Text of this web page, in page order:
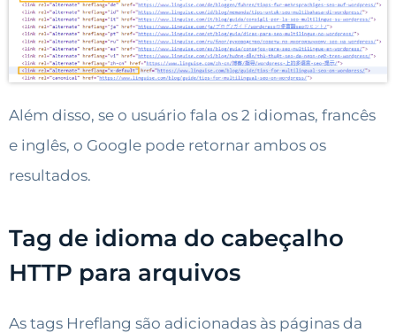
Além disso, se o usuário fala os 2 idiomas, francês
e inglês, o Google pode retornar ambos os
resultados.
Tag de idioma do cabeçalho
HTTP para arquivos
As tags Hreflang são adicionadas às páginas da